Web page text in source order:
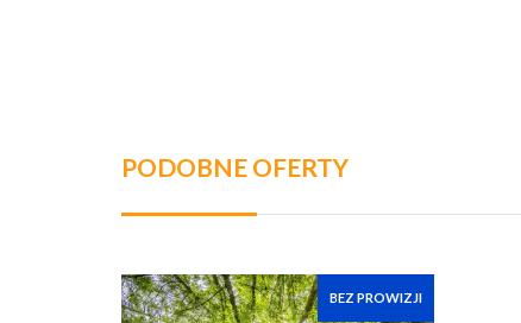
PODOBNE OFERTY
BEZ PROWIZJI